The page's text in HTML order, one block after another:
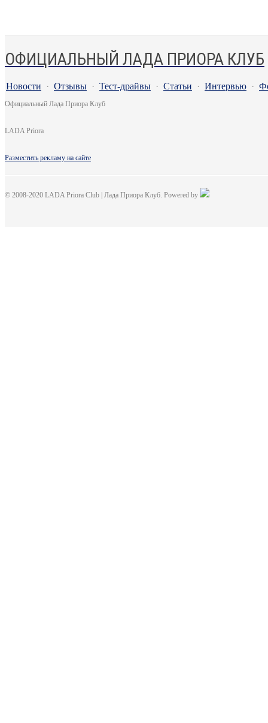
ОФИЦИАЛЬНЫЙ ЛАДА ПРИОРА КЛУБ
Новости · Отзывы · Тест-драйвы · Статьи · Интервью ·
Официальный Лада Приора Клуб
LADA Priora
Разместить рекламу на сайте
© 2008-2020 LADA Priora Club | Лада Приора Клуб. Powered by